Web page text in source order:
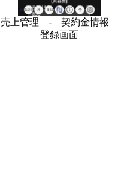
売上管理 - 契約金情報
登録画面